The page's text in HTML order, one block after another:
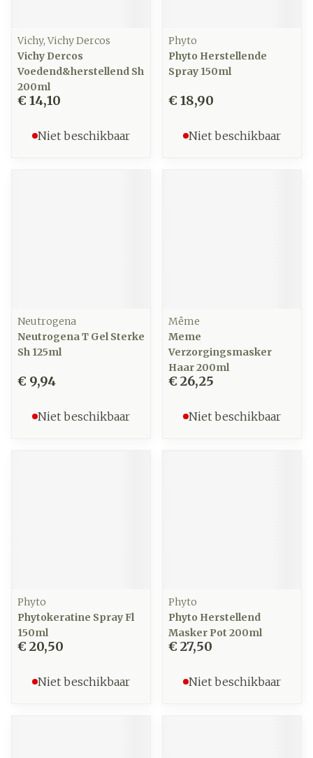
Vichy, Vichy Dercos
Vichy Dercos
Voedend&herstellend Sh
200ml
€ 14,10
Niet beschikbaar
Phyto
Phyto Herstellende
Spray 150ml
€ 18,90
Niet beschikbaar
Neutrogena
Neutrogena T Gel Sterke
Sh 125ml
€ 9,94
Niet beschikbaar
Même
Meme
Verzorgingsmasker
Haar 200ml
€ 26,25
Niet beschikbaar
Phyto
Phytokeratine Spray Fl
150ml
€ 20,50
Niet beschikbaar
Phyto
Phyto Herstellend
Masker Pot 200ml
€ 27,50
Niet beschikbaar